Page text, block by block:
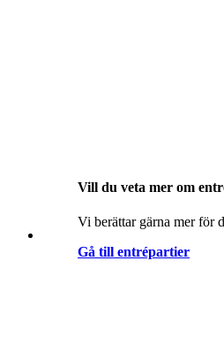
Vill du veta mer om
Vi berättar gärna mer för
Gå till entrépartier